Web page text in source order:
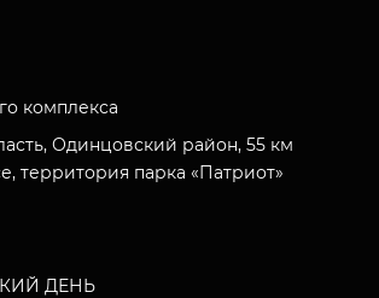
комплекса
Одинцовский район, 55 км
территория парка «Патриот»
ДЕНЬ